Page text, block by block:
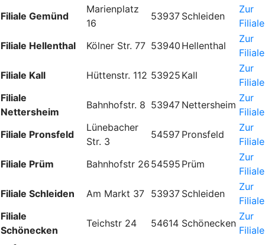
Filiale Gemünd
Marienplatz
16
53937 Schleiden
Zur
Filiale
Filiale Hellenthal
Kölner Str. 77 53940 Hellenthal
Zur
Filiale
Filiale Kall
Hüttenstr. 112 53925 Kall
Zur
Filiale
Filiale
Nettersheim
Bahnhofstr. 8 53947 Nettersheim
Zur
Filiale
Filiale Pronsfeld
Lünebacher
Str. 3
54597 Pronsfeld
Zur
Filiale
Filiale Prüm
Bahnhofstr 26 54595 Prüm
Zur
Filiale
Filiale Schleiden
Am Markt 37 53937 Schleiden
Zur
Filiale
Filiale
Schönecken
Teichstr 24 54614 Schönecken
Zur
Filiale